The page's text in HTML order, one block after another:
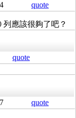
quote
列應該很夠了吧？
quote
quote